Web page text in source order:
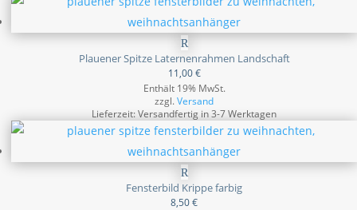
Plauener Spitze Laternenrahmen Landschaft
11,00€
Enthält 19% MwSt.
zzgl.Versand
Lieferzeit: Versandfertig in 3-7 Werktagen
Fensterbild Krippe farbig
8,50€